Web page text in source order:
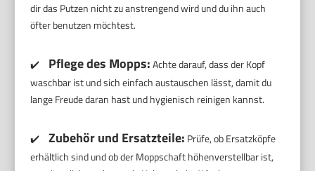
dir das Putzen nicht zu anstrengend wird und du ihn auch
öfter benutzen möchtest.
✔️ Pflege des Mopps:Achte darauf, dass der Kopf
waschbar ist und sich einfach austauschen lässt, damit du
lange Freude daran hast und hygienisch reinigen kannst.
✔️ Zubehör und Ersatzteile: Prüfe, ob Ersatzköpfe
erhältlich sind und ob der Moppschaft höhenverstellbar ist,